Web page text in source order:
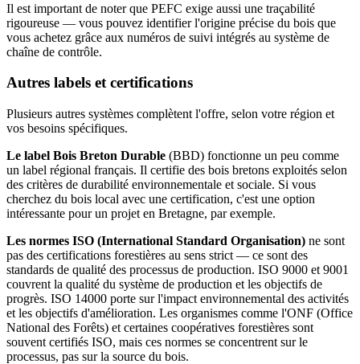
Il est important de noter que PEFC exige aussi une traçabilité
rigoureuse — vous pouvez identifier l'origine précise du bois que
vous achetez grâce aux numéros de suivi intégrés au système de
chaîne de contrôle.
Autres labels et certifications
Plusieurs autres systèmes complètent l'offre, selon votre région et
vos besoins spécifiques.
Le label Bois Breton Durable (BBD) fonctionne un peu comme
un label régional français. Il certifie des bois bretons exploités selon
des critères de durabilité environnementale et sociale. Si vous
cherchez du bois local avec une certification, c'est une option
intéressante pour un projet en Bretagne, par exemple.
Les normes ISO (International Standard Organisation) ne sont
pas des certifications forestières au sens strict — ce sont des
standards de qualité des processus de production. ISO 9000 et 9001
couvrent la qualité du système de production et les objectifs de
progrès. ISO 14000 porte sur l'impact environnemental des activités
et les objectifs d'amélioration. Les organismes comme l'ONF (Office
National des Forêts) et certaines coopératives forestières sont
souvent certifiés ISO, mais ces normes se concentrent sur le
processus, pas sur la source du bois.